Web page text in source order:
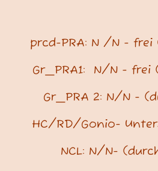
prcd-PRA: N /N - frei
Gr_PRA1: N/N - frei
Gr_PRA 2: N/N -
HC/RD/Gonio-
NCL: N/N-